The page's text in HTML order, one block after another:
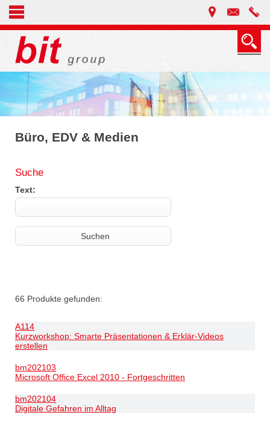
Büro, EDV & Medien
Suche
Text:
66 Produkte gefunden:
A114
Kurzworkshop: Smarte Präsentationen & Erklär-Videos
erstellen
bm202103
Microsoft Office Excel 2010 - Fortgeschritten
bm202104
Digitale Gefahren im Alltag